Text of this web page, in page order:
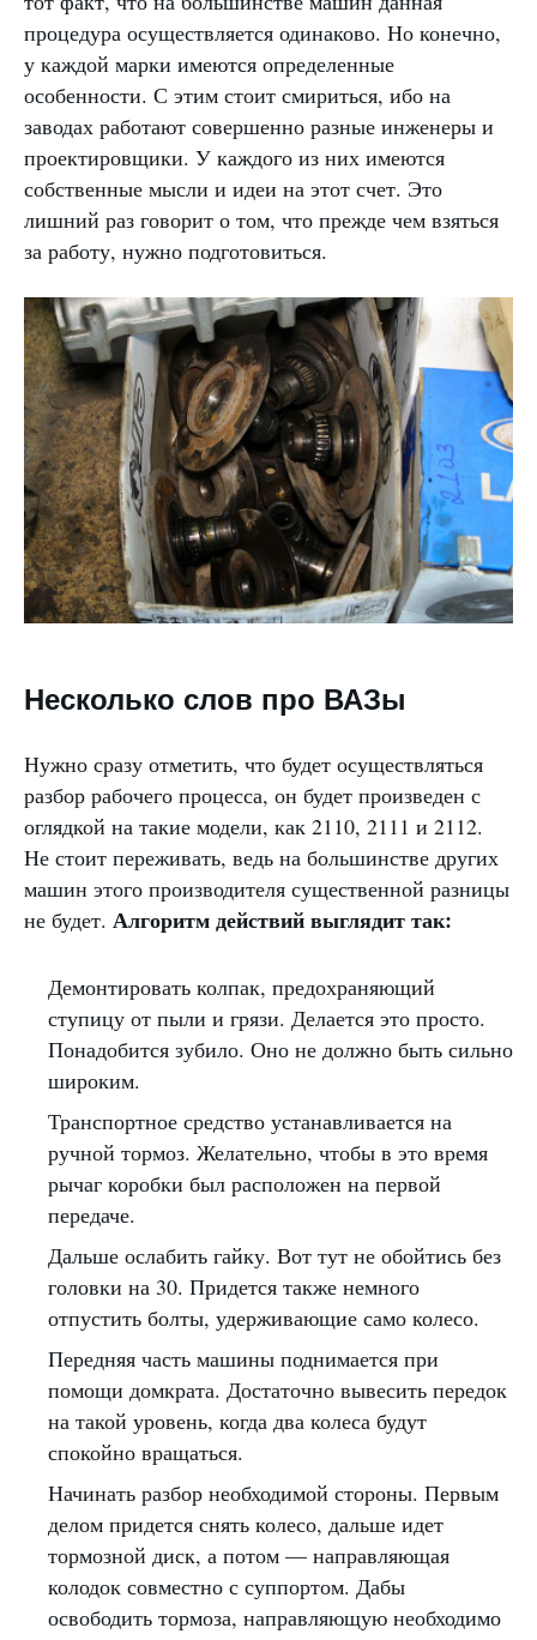
процедура осуществляется одинаково. Но конечно,
у каждой марки имеются определенные
особенности. С этим стоит смириться, ибо на
заводах работают совершенно разные инженеры и
проектировщики. У каждого из них имеются
собственные мысли и идеи на этот счет. Это
лишний раз говорит о том, что прежде чем взяться
за работу, нужно подготовиться.
Несколько слов про ВАЗы
Нужно сразу отметить, что будет осуществляться
разбор рабочего процесса, он будет произведен с
оглядкой на такие модели, как 2110, 2111 и 2112.
Не стоит переживать, ведь на большинстве других
машин этого производителя существенной разницы
не будет. Алгоритм действий выглядит так:
Демонтировать колпак, предохраняющий
ступицу от пыли и грязи. Делается это просто.
Понадобится зубило. Оно не должно быть сильно
широким.
Транспортное средство устанавливается на
ручной тормоз. Желательно, чтобы в это время
рычаг коробки был расположен на первой
передаче.
Дальше ослабить гайку. Вот тут не обойтись без
головки на 30. Придется также немного
отпустить болты, удерживающие само колесо.
Передняя часть машины поднимается при
помощи домкрата. Достаточно вывесить передок
на такой уровень, когда два колеса будут
спокойно вращаться.
Начинать разбор необходимой стороны. Первым
делом придется снять колесо, дальше идет
тормозной диск, а потом — направляющая
колодок совместно с суппортом. Дабы
освободить тормоза, направляющую необходимо